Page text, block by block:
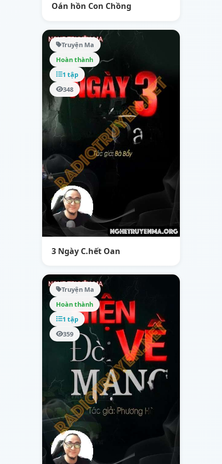
Oán hồn Con Chồng
Truyện Ma
Hoàn thành
1 tập
348
3 Ngày C.hết Oan
Truyện Ma
Hoàn thành
1 tập
359